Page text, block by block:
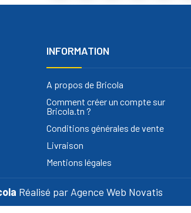
INFORMATION
A propos de Bricola
Comment créer un compte sur
Bricola.tn ?
Conditions générales de vente
Livraison
Mentions légales
Réalisé par Agence Web Novatis